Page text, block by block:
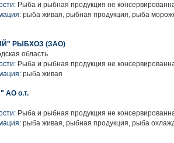
Рыба и рыбная продукция не
рыба живая, рыбная продукция, рыба
РЫБХОЗ (ЗАО)
область
Рыба и рыбная продукция не
рыба живая
АО о.т.
Рыба и рыбная продукция не
рыба живая, рыбная продукция, рыба